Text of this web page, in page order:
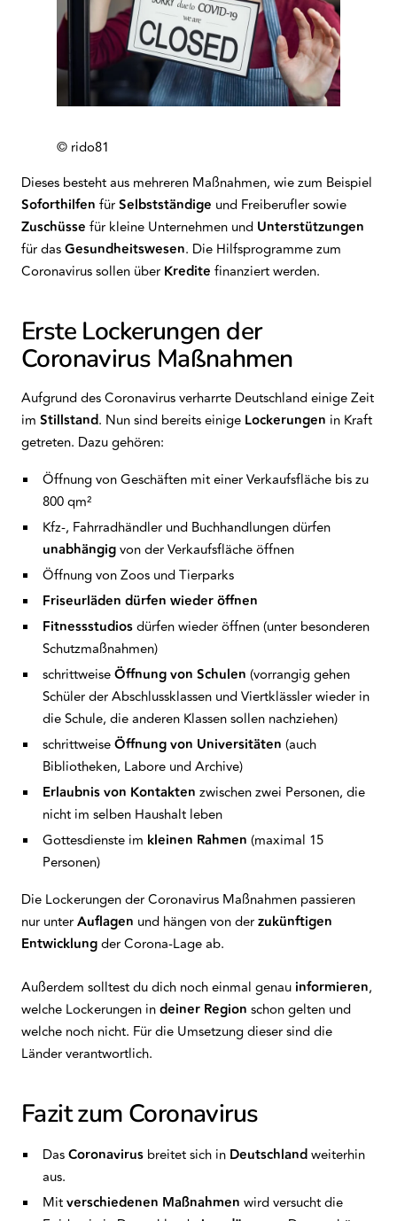
© rido81
Dieses besteht aus mehreren Maßnahmen, wie zum Beispiel
Soforthilfen fürSelbstständige und Freiberufler sowie
Zuschüsse für kleine Unternehmen und Unterstützungen
für dasGesundheitswesen. Die Hilfsprogramme zum
Coronavirus sollen über Kredite finanziert werden.
Erste Lockerungen der
Coronavirus Maßnahmen
Aufgrund des Coronavirus verharrte Deutschland einige Zeit
im Stillstand. Nun sind bereits einige Lockerungen in Kraft
getreten. Dazu gehören:
Öffnung von Geschäften mit einer Verkaufsfläche bis zu
800 qm²
Kfz-, Fahrradhändler und Buchhandlungen dürfen
unabhängigvon der Verkaufsfläche öffnen
Öffnung von Zoos und Tierparks
Friseurläden dürfen wieder öffnen
Fitnessstudiosdürfen wieder öffnen (unter besonderen
Schutzmaßnahmen)
schrittweiseÖffnungvon Schulen (vorrangig gehen
Schüler der Abschlussklassen und Viertklässler wieder in
die Schule, die anderen Klassen sollen nachziehen)
schrittweiseÖffnungvon Universitäten (auch
Bibliotheken, Labore und Archive)
Erlaubnisvon Kontakten zwischen zwei Personen, die
nicht im selben Haushalt leben
Gottesdienste im kleinen Rahmen (maximal 15
Personen)
Die Lockerungen der Coronavirus Maßnahmen passieren
nur unterAuflagen und hängen von derzukünftigen
Entwicklungder Corona-Lage ab.
Außerdem solltest du dich noch einmal genau informieren,
welche Lockerungen indeiner Region schon gelten und
welche noch nicht. Für die Umsetzung dieser sind die
Länder verantwortlich.
Fazit zum Coronavirus
DasCoronavirusbreitet sich in Deutschlandweiterhin
aus.
Mitverschiedenen Maßnahmen wird versucht die